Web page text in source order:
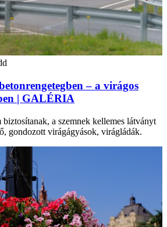
– a virágos
| GALÉRIA
a szemnek kellemes látványt
gondozott virágágyások, virágládák.